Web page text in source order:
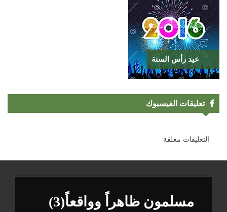
عيد رأس السنة
تعليقات الفيسبوك
التعليقات مغلقة
مسلمون ظاهراً وواقعاً(3)